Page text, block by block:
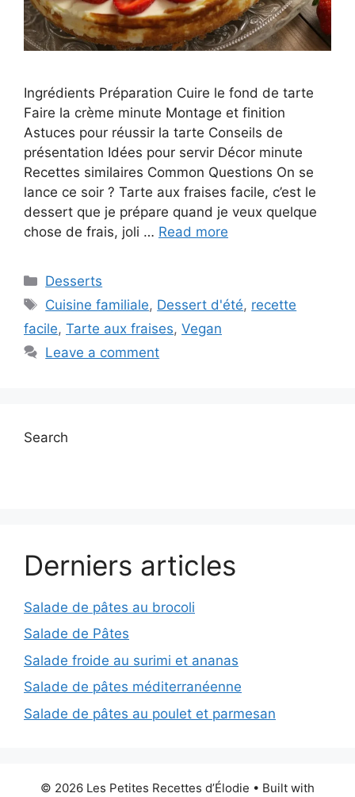
Ingrédients Préparation Cuire le fond de tarte
Faire la crème minute Montage et finition
Astuces pour réussir la tarte Conseils de
présentation Idées pour servir Décor minute
Recettes similaires Common Questions On se
lance ce soir ? Tarte aux fraises facile, c’est le
dessert que je prépare quand je veux quelque
chose de frais, joli … Read more
Categories
Desserts
Tags
Cuisine familiale, Dessert d'été, recette
facile, Tarte aux fraises, Vegan
Leave a comment
Search
Derniers articles
Salade de pâtes au brocoli
Salade de Pâtes
Salade froide au surimi et ananas
Salade de pâtes méditerranéenne
Salade de pâtes au poulet et parmesan
© 2026 Les Petites Recettes d’Élodie • Built with